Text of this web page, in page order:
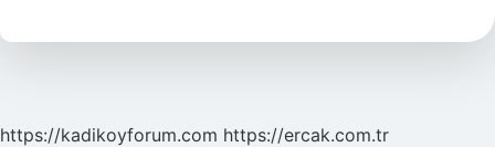
https://kadikoyforum.com https://ercak.com.tr